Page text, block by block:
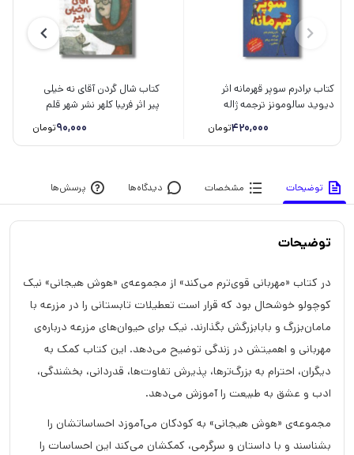
کتاب برادرم سوپر قهرمانه اثر
دیوید سالومونز ترجمه ژاله
420,000تومان
کتاب شال گردن آقای نه خیلی
پیر اثر فریبا کلهر نشر شهر قلم
90,000تومان
توضیحات مشخصات دیدگاه‌ها پرسش‌ها
توضیحات
در کتاب «مهربانی قوی‌ترم می‌کند» از مجموعه‌ی «هوش هیجانی» نیک
کوچولو خوشحال بود که قرار است تعطیلات تابستانی را در مزرعه با
مامان‌بزرگ و بابابزرگش بگذارند. نیک برای حیوان‌های مزرعه درباره‌ی
مهربانی و اهمیتش در زندگی توضیح می‌دهد. این کتاب کمک به
دیگران، احترام به بزرگ‌ترها، پذیرش تفاوت‌ها، قدردانی، بخشندگی،
ادب و عشق به طبیعت را آموزش می‌دهد.
مجموعه‌ی «هوش هیجانی» به کودکان می‌آموزد احساساتشان را
بشناسند و با داستان و سرگرمی، کمکشان می‌کند این احساسات را